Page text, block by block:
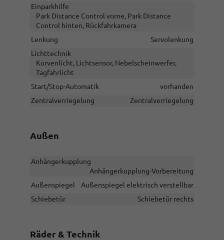
Einparkhilfe
Park Distance Control vorne, Park Distance
Control hinten, Rückfahrkamera
Lenkung
Servolenkung
Lichttechnik
Kurvenlicht, Lichtsensor, Nebelscheinwerfer,
Tagfahrlicht
Start/Stop-Automatik
vorhanden
Zentralverriegelung
Zentralverriegelung
Außen
Anhängerkupplung
Anhängerkupplung-Vorbereitung
Außenspiegel
Außenspiegel elektrisch verstellbar
Schiebetür
Schiebetür rechts
Räder & Technik